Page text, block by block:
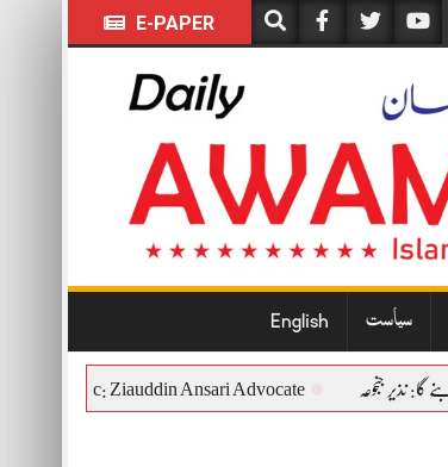
E-PAPER
سیاست English
and Democratic: Ziauddin Ansari Advocate